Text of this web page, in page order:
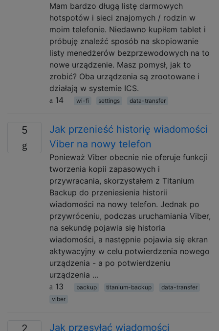
Mam bardzo długą listę darmowych
hotspotów i sieci znajomych / rodzin w
moim telefonie. Niedawno kupiłem tablet i
próbuję znaleźć sposób na skopiowanie
listy menedżerów bezprzewodowych na to
nowe urządzenie. Masz pomysł, jak to
zrobić? Oba urządzenia są zrootowane i
działają w systemie ICS.
14
wi-fi settings data-transfer
5
Jak przenieść historię wiadomości
Viber na nowy telefon
Ponieważ Viber obecnie nie oferuje funkcji
tworzenia kopii zapasowych i
przywracania, skorzystałem z Titanium
Backup do przeniesienia historii
wiadomości na nowy telefon. Jednak po
przywróceniu, podczas uruchamiania Viber,
na sekundę pojawia się historia
wiadomości, a następnie pojawia się ekran
aktywacyjny w celu potwierdzenia nowego
urządzenia - a po potwierdzeniu
urządzenia …
13
backup titanium-backup
data-transfer
viber
2 Jak przesyłać wiadomości